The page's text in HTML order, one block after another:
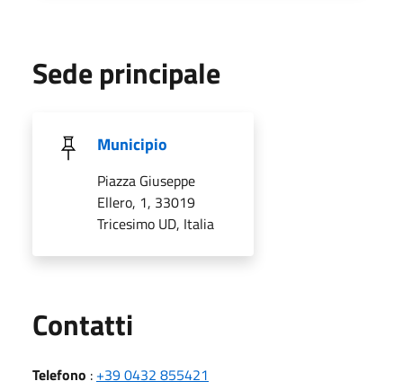
Sede principale
Municipio
Piazza Giuseppe
Ellero, 1, 33019
Tricesimo UD, Italia
Contatti
Telefono : +39 0432 855421